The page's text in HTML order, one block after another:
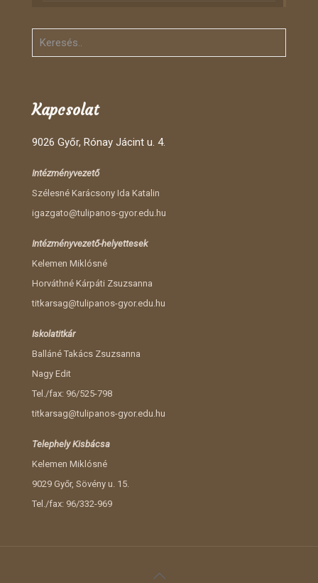
Kapcsolat
9026 Győr, Rónay Jácint u. 4.
Intézményvezető
Szélesné Karácsony Ida Katalin
igazgato@tulipanos-gyor.edu.hu
Intézményvezető-helyettesek
Kelemen Miklósné
Horváthné Kárpáti Zsuzsanna
titkarsag@tulipanos-gyor.edu.hu
Iskolatitkár
Balláné Takács Zsuzsanna
Nagy Edit
Tel./fax: 96/525-798
titkarsag@tulipanos-gyor.edu.hu
Telephely Kisbácsa
Kelemen Miklósné
9029 Győr, Sövény u. 15.
Tel./fax: 96/332-969